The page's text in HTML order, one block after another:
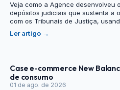
Veja como a Agence desenvolveu
depósitos judiciais que sustenta a
com os Tribunais de Justiça,
Ler artigo →
Case e-commerce New
de consumo
01 de ago. de 2026